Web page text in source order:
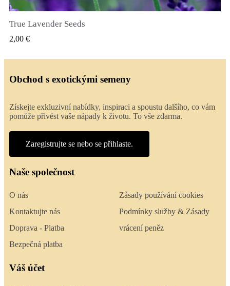
True Lavender Seeds
2,00 €
Obchod s exotickými semeny
Získejte exkluzivní nabídky, inspiraci a spoustu dalšího, co vám
pomůže přivést vaše nápady k životu. To vše zdarma.
Zaregistrujte se nebo se přihlaste.
Naše společnost
O nás
Kontaktujte nás
Doprava - Platba
Bezpečná platba
Zásady používání cookies
Podmínky služby & Zásady
vrácení peněz
Váš účet